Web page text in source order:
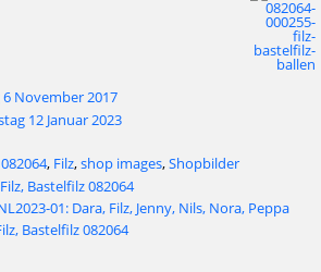
November 2017
12 Januar 2023
082064, Filz,shop images,Shopbilder
Filz, Bastelfilz 082064
01: Dara, Filz, Jenny, Nils, Nora, Peppa
Bastelfilz 082064